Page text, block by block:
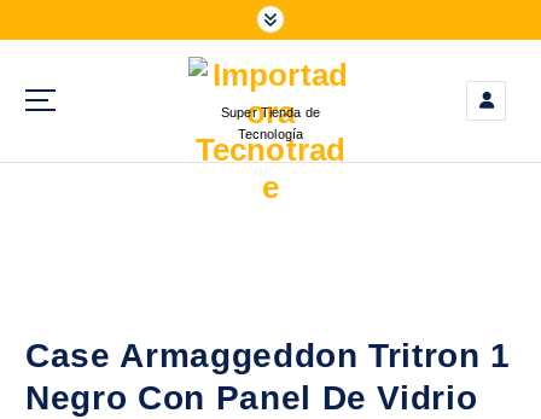
a
Super Tienda de
Tecnología
Case Armaggeddon Tritron 1
Negro Con Panel De Vidrio